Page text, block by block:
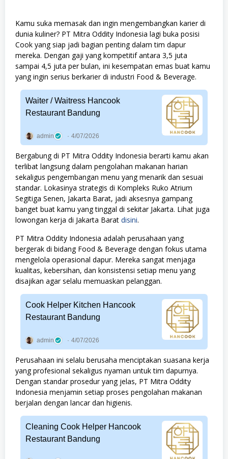
Kamu suka memasak dan ingin mengembangkan karier di
dunia kuliner? PT Mitra Oddity Indonesia lagi buka posisi
Cook yang siap jadi bagian penting dalam tim dapur
mereka. Dengan gaji yang kompetitif antara 3,5 juta
sampai 4,5 juta per bulan, ini kesempatan emas buat kamu
yang ingin serius berkarier di industri Food & Beverage.
Waiter / Waitress Hancook
Restaurant Bandung
admin 4/07/2026
Bergabung di PT Mitra Oddity Indonesia berarti kamu akan
terlibat langsung dalam pengolahan makanan harian
sekaligus pengembangan menu yang menarik dan sesuai
standar. Lokasinya strategis di Kompleks Ruko Atrium
Segitiga Senen, Jakarta Barat, jadi aksesnya gampang
banget buat kamu yang tinggal di sekitar Jakarta. Lihat juga
lowongan kerja di Jakarta Barat disini.
PT Mitra Oddity Indonesia adalah perusahaan yang
bergerak di bidang Food & Beverage dengan fokus utama
mengelola operasional dapur. Mereka sangat menjaga
kualitas, kebersihan, dan konsistensi setiap menu yang
disajikan agar selalu memuaskan pelanggan.
Cook Helper Kitchen Hancook
Restaurant Bandung
admin 4/07/2026
Perusahaan ini selalu berusaha menciptakan suasana kerja
yang profesional sekaligus nyaman untuk tim dapurnya.
Dengan standar prosedur yang jelas, PT Mitra Oddity
Indonesia menjamin setiap proses pengolahan makanan
berjalan dengan lancar dan higienis.
Cleaning Cook Helper Hancook
Restaurant Bandung